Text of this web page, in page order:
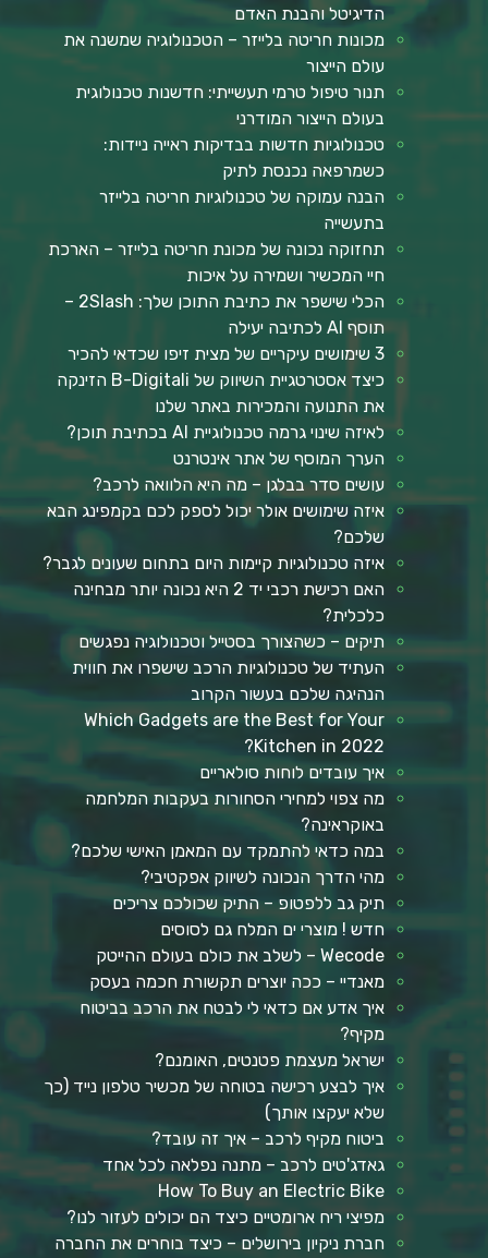
הדיגיטל והבנת האדם
מכונות חריטה בלייזר – הטכנולוגיה שמשנה את
עולם הייצור
תנור טיפול טרמי תעשייתי: חדשנות טכנולוגית
בעולם הייצור המודרני
טכנולוגיות חדשות בבדיקות ראייה ניידות:
כשמרפאה נכנסת לתיק
הבנה עמוקה של טכנולוגיות חריטה בלייזר
בתעשייה
תחזוקה נכונה של מכונת חריטה בלייזר – הארכת
חיי המכשיר ושמירה על איכות
הכלי שישפר את כתיבת התוכן שלך: 2Slash –
תוסף AI לכתיבה יעילה
3 שימושים עיקריים של מצית זיפו שכדאי להכיר
כיצד אסטרטגיית השיווק של B-Digitali הזינקה
את התנועה והמכירות באתר שלנו
לאיזה שינוי גרמה טכנולוגיית AI בכתיבת תוכן?
הערך המוסף של אתר אינטרנט
עושים סדר בבלגן – מה היא הלוואה לרכב?
איזה שימושים אולר יכול לספק לכם בקמפינג הבא
שלכם?
איזה טכנולוגיות קיימות היום בתחום שעונים לגבר?
האם רכישת רכבי יד 2 היא נכונה יותר מבחינה
כלכלית?
תיקים – כשהצורך בסטייל וטכנולוגיה נפגשים
העתיד של טכנולוגיות הרכב שישפרו את חווית
הנהיגה שלכם בעשור הקרוב
Which Gadgets are the Best for Your
Kitchen in 2022?
איך עובדים לוחות סולאריים
מה צפוי למחירי הסחורות בעקבות המלחמה
באוקראינה?
במה כדאי להתמקד עם המאמן האישי שלכם?
מהי הדרך הנכונה לשיווק אפקטיבי?
תיק גב ללפטופ – התיק שכולכם צריכים
חדש ! מוצרי ים המלח גם לסוסים
Wecode – לשלב את כולם בעולם ההייטק
מאנדיי – ככה יוצרים תקשורת חכמה בעסק
איך אדע אם כדאי לי לבטח את הרכב בביטוח
מקיף?
ישראל מעצמת פטנטים, האומנם?
איך לבצע רכישה בטוחה של מכשיר טלפון נייד (כך
שלא יעקצו אותך)
ביטוח מקיף לרכב – איך זה עובד?
גאדג'טים לרכב – מתנה נפלאה לכל אחד
How To Buy an Electric Bike
מפיצי ריח ארומטיים כיצד הם יכולים לעזור לנו?
חברת ניקיון בירושלים – כיצד בוחרים את החברה